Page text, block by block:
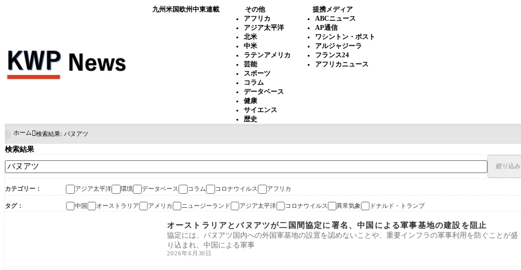
九州米国欧州中東連載
その他
アフリカ
アジア太平洋
北米
中米
ラテンアメリカ
芸能
スポーツ
コラム
データベース
健康
サイエンス
歴史
提携メディア
ABCニュース
AP通信
ワシントン・ポスト
アルジャジーラ
フランス24
アフリカニュース
ホーム 検索結果: バヌアツ
検索結果
絞り込み
カテゴリー アジア太平洋 環境 データベース コラム コロナウイルス アフリカ
タグ 中国 オーストラリア アメリカ ニュージーランド アジア太平洋 コロナウイルス 異常気象 ドナルド・トランプ
アジア太平洋
オーストラリアとバヌアツが二国間協定に署名、中国による軍事基地の建設を阻止
協定には、バヌアツ国内への外国軍基地の設置を認めないことや、重要インフラの軍事利用を防ぐことが盛
り込まれ、中国による軍事
2026年6月30日